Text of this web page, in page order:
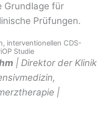
Grundlage für
Prüfungen.
interventionellen CDS-
Studie
| Direktor der Klinik
|